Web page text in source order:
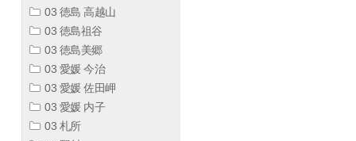
03 徳島 高越山
03 徳島祖谷
03 徳島美郷
03 愛媛 今治
03 愛媛 佐田岬
03 愛媛 内子
03 札所